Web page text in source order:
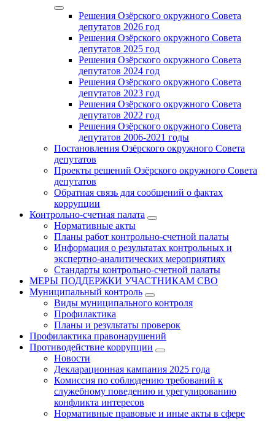
Решения Озёрского окружного Совета
депутатов 2026 год
Решения Озёрского окружного Совета
депутатов 2025 год
Решения Озёрского окружного Совета
депутатов 2024 год
Решения Озёрского окружного Совета
депутатов 2023 год
Решения Озёрского окружного Совета
депутатов 2022 год
Решения Озёрского окружного Совета
депутатов 2006-2021 годы
Постановления Озёрского окружного Совета
депутатов
Проекты решений Озёрского окружного Совета
депутатов
Обратная связь для сообщений о фактах
коррупции
Контрольно-счетная палата
Нормативные акты
Планы работ контрольно-счетной палаты
Информация о результатах контрольных и
экспертно-аналитических мероприятиях
Стандарты контрольно-счетной палаты
МЕРЫ ПОДДЕРЖКИ УЧАСТНИКАМ СВО
Муниципальный контроль
Виды муниципального контроля
Профилактика
Планы и результаты проверок
Профилактика правонарушений
Противодействие коррупции
Новости
Декларационная кампания 2025 года
Комиссия по соблюдению требований к
служебному поведению и урегулированию
конфликта интересов
Нормативные правовые и иные акты в сфере